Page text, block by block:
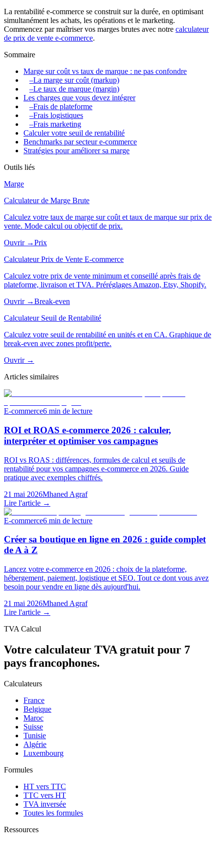
La rentabilité e-commerce se construit sur la durée, en optimisant
simultanément les achats, les opérations et le marketing.
Commencez par maîtriser vos marges brutes avec notre calculateur
de prix de vente e-commerce.
Sommaire
Marge sur coût vs taux de marque : ne pas confondre
–La marge sur coût (markup)
–Le taux de marque (margin)
Les charges que vous devez intégrer
–Frais de plateforme
–Frais logistiques
–Frais marketing
Calculer votre seuil de rentabilité
Benchmarks par secteur e-commerce
Stratégies pour améliorer sa marge
Outils liés
Marge
Calculateur de Marge Brute
Calculez votre taux de marge sur coût et taux de marque sur prix de
vente. Mode calcul ou objectif de prix.
Ouvrir →Prix
Calculateur Prix de Vente E-commerce
Calculez votre prix de vente minimum et conseillé après frais de
plateforme, livraison et TVA. Préréglages Amazon, Etsy, Shopify.
Ouvrir →Break-even
Calculateur Seuil de Rentabilité
Calculez votre seuil de rentabilité en unités et en CA. Graphique de
break-even avec zones profit/perte.
Ouvrir →
Articles similaires
E-commerce6 min de lecture
ROI et ROAS e-commerce 2026 : calculer,
interpréter et optimiser vos campagnes
ROI vs ROAS : différences, formules de calcul et seuils de
rentabilité pour vos campagnes e-commerce en 2026. Guide
pratique avec exemples chiffrés.
21 mai 2026Mhaned Agraf
Lire l'article →
E-commerce6 min de lecture
Créer sa boutique en ligne en 2026 : guide complet
de A à Z
Lancez votre e-commerce en 2026 : choix de la plateforme,
hébergement, paiement, logistique et SEO. Tout ce dont vous avez
besoin pour vendre en ligne dès aujourd'hui.
21 mai 2026Mhaned Agraf
Lire l'article →
TVA Calcul
Votre calculateur TVA gratuit pour 7
pays francophones.
Calculateurs
France
Belgique
Maroc
Suisse
Tunisie
Algérie
Luxembourg
Formules
HT vers TTC
TTC vers HT
TVA inversée
Toutes les formules
Ressources